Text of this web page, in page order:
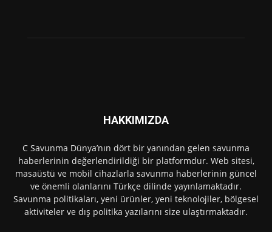
HAKKIMIZDA
C Savunma Dünya’nın dört bir yanından gelen savunma
haberlerinin değerlendirildiği bir platformdur. Web sitesi,
masaüstü ve mobil cihazlarla savunma haberlerinin güncel
ve önemli olanlarını Türkçe dilinde yayınlamaktadır.
Savunma politikaları, yeni ürünler, yeni teknolojiler, bölgesel
aktiviteler ve dış politika yazılarını size ulaştırmaktadır.